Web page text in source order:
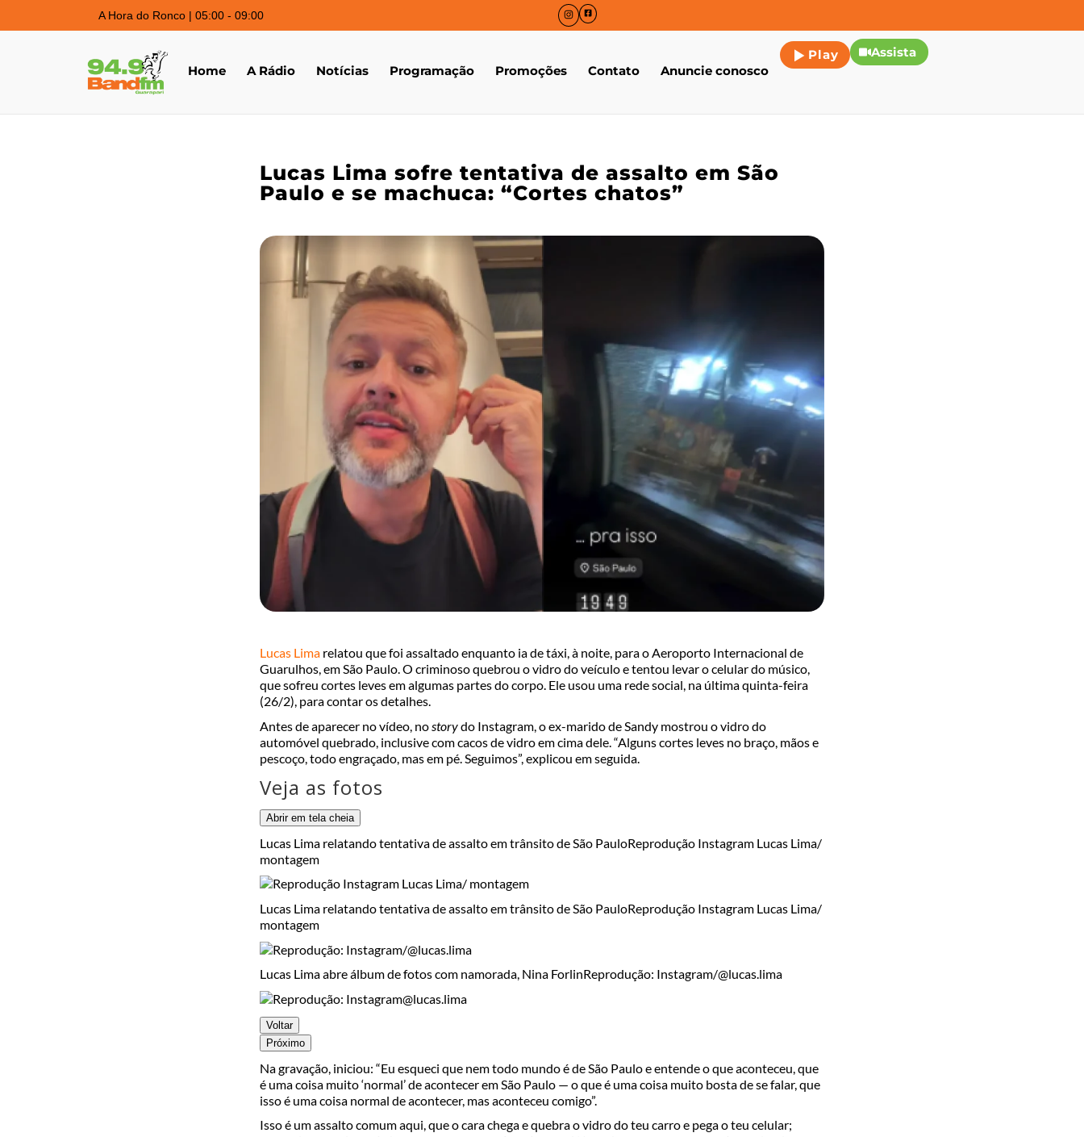
A Hora do Ronco | 05:00 - 09:00
Home A Rádio Notícias Programação Promoções Contato Anuncie conosco
Play Assista
Lucas Lima sofre tentativa de assalto em São
Paulo e se machuca: “Cortes chatos”
Lucas Lima relatou que foi assaltado enquanto ia de táxi, à noite, para o Aeroporto Internacional de
Guarulhos, em São Paulo. O criminoso quebrou o vidro do veículo e tentou levar o celular do músico,
que sofreu cortes leves em algumas partes do corpo. Ele usou uma rede social, na última quinta-feira
(26/2), para contar os detalhes.
Antes de aparecer no vídeo, no storydo Instagram, o ex-marido de Sandy mostrou o vidro do
automóvel quebrado, inclusive com cacos de vidro em cima dele. “Alguns cortes leves no braço, mãos e
pescoço, todo engraçado, mas em pé. Seguimos”, explicou em seguida.
Veja as fotos
Abrir em tela cheia
Lucas Lima relatando tentativa de assalto em trânsito de São PauloReprodução Instagram Lucas Lima/
montagem
Lucas Lima relatando tentativa de assalto em trânsito de São PauloReprodução Instagram Lucas Lima/
montagem
Lucas Lima abre álbum de fotos com namorada, Nina ForlinReprodução: Instagram/@lucas.lima
Voltar
Próximo
Na gravação, iniciou: “Eu esqueci que nem todo mundo é de São Paulo e entende o que aconteceu, que
é uma coisa muito ‘normal’ de acontecer em São Paulo — o que é uma coisa muito bosta de se falar, que
isso é uma coisa normal de acontecer, mas aconteceu comigo”.
Isso é um assalto comum aqui, que o cara chega e quebra o vidro do teu carro e pega o teu celular;